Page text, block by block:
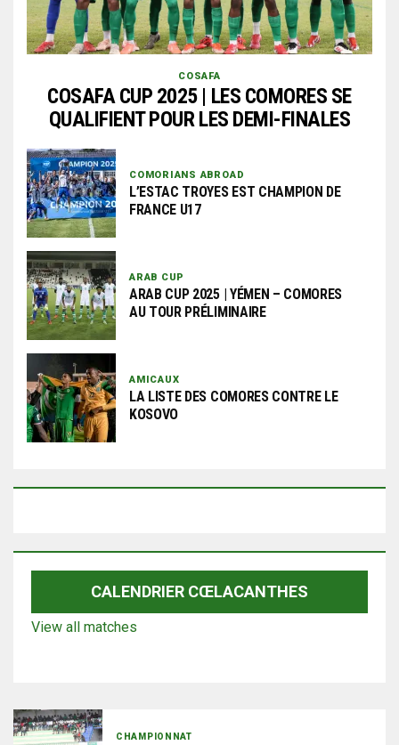
COSAFA
COSAFA CUP 2025 | LES COMORES SE
QUALIFIENT POUR LES DEMI-FINALES
COMORIANS ABROAD
L’ESTAC TROYES EST CHAMPION DE
FRANCE U17
ARAB CUP
ARAB CUP 2025 | YÉMEN – COMORES
AU TOUR PRÉLIMINAIRE
AMICAUX
LA LISTE DES COMORES CONTRE LE
KOSOVO
CALENDRIER CŒLACANTHES
View all matches
CHAMPIONNAT